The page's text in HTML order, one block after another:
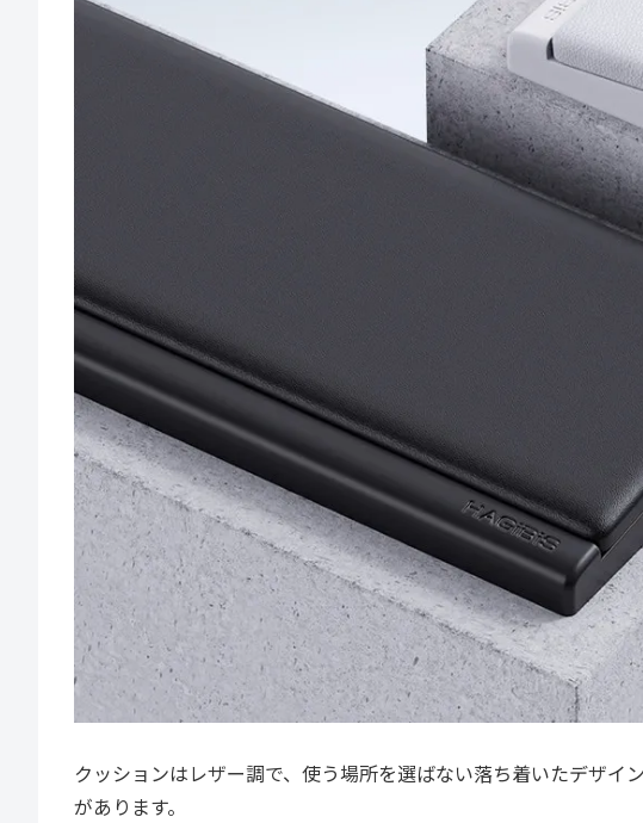
クッションはレザー調で、使う場所を選ばない落ち着いたデザ
があります。